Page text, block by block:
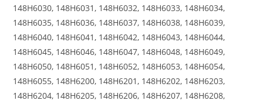
148H6030, 148H6031, 148H6032, 148H6033, 148H6034,
148H6035, 148H6036, 148H6037, 148H6038, 148H6039,
148H6040, 148H6041, 148H6042, 148H6043, 148H6044,
148H6045, 148H6046, 148H6047, 148H6048, 148H6049,
148H6050, 148H6051, 148H6052, 148H6053, 148H6054,
148H6055, 148H6200, 148H6201, 148H6202, 148H6203,
148H6204, 148H6205, 148H6206, 148H6207, 148H6208,